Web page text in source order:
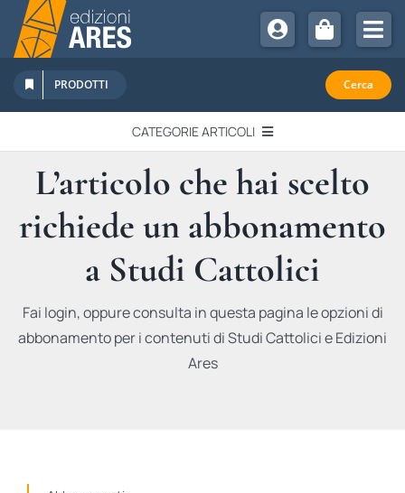
Salta
contenuto
Chi Siamo
Sostienici
Abbonamenti
Promozioni
Newsletter
PRODOTTI Cerca
CATEGORIE ARTICOLI
EDITORIALI
IN QUESTO NUMERO
RECENSIONI
L’articolo che hai scelto
richiede un abbonamento
a Studi Cattolici
Fai login, oppure consulta in questa pagina le opzioni di
abbonamento per i contenuti di Studi Cattolici e Edizioni
Ares